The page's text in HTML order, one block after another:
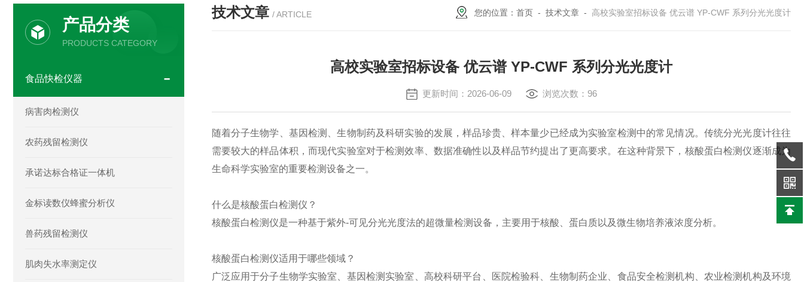
技术文章 / ARTICLE 您的位置： 首页 - 技术文章 - 高校实验室招标设备 优云谱 YP-CWF 系列分光光度计
高校实验室招标设备 优云谱 YP-CWF 系列分光光度计
更新时间：2026-06-09 浏览次数：96
随着分子生物学、基因检测、生物制药及科研实验的发展，样品珍贵、样本量少已经成为实验室检测中的常见情况。传统分光光度计往往
需要较大的样品体积，而现代实验室对于检测效率、数据准确性以及样品节约提出了更高要求。在这种背景下，核酸蛋白检测仪逐渐成为
生命科学实验室的重要检测设备之一。
什么是核酸蛋白检测仪？
核酸蛋白检测仪是一种基于紫外-可见分光光度法的超微量检测设备，主要用于核酸、蛋白质以及微生物培养液浓度分析。
核酸蛋白检测仪适用于哪些领域？
广泛应用于分子生物学实验室、基因检测实验室、高校科研平台、医院检验科、生物制药企业、食品安全检测机构、农业检测机构及环境
产品分类
PRODUCTS CATEGORY
食品快检仪器
病害肉检测仪
农药残留检测仪
承诺达标合格证一体机
金标读数仪蜂蜜分析仪
兽药残留检测仪
肌肉失水率测定仪